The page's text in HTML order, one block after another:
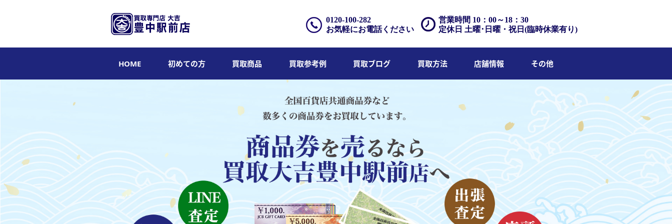
営業時間 10：00～18：30
定休日 土曜･日曜・祝日(臨時休業有り)
0120-100-282
お気軽にお電話ください
HOME 初めての方 買取商品 買取参考例 買取ブログ 買取方法 店舗情報 その他